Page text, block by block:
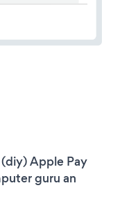
(diy) Apple Pay
guru an